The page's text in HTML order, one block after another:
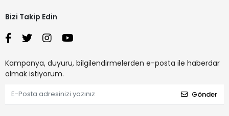
Bizi Takip Edin
Kampanya, duyuru, bilgilendirmelerden e-posta ile haberdar
olmak istiyorum.
Gönder